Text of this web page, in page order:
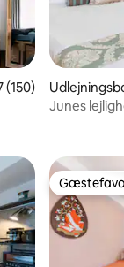
af 5 i
(150)
u
Junes